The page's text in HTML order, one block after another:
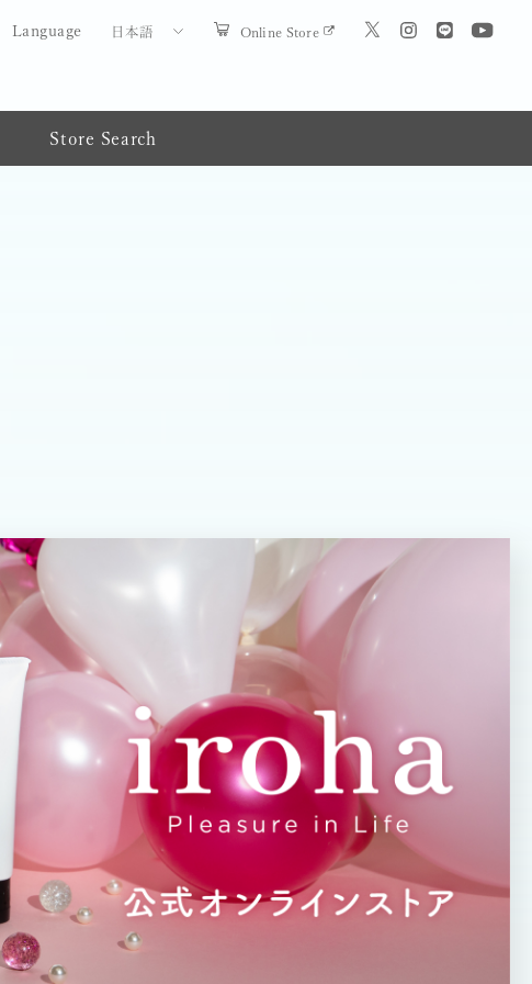
Language 日本語 Online Store
Store Search